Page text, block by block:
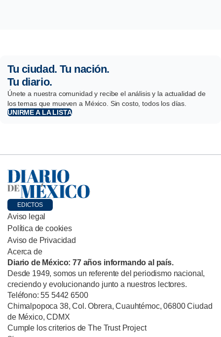
Tu ciudad. Tu nación.
Tu diario.
Únete a nuestra comunidad y recibe el análisis y la actualidad de
los temas que mueven a México. Sin costo, todos los días.
UNIRME A LA LISTA
EDICTOS
Aviso legal
Política de cookies
Aviso de Privacidad
Acerca de
Diario de México: 77 años informando al país.
Desde 1949, somos un referente del periodismo nacional,
creciendo y evolucionando junto a nuestros lectores.
Teléfono: 55 5442 6500
Chimalpopoca 38, Col. Obrera, Cuauhtémoc, 06800 Ciudad
de México, CDMX
Cumple los criterios de The Trust Project